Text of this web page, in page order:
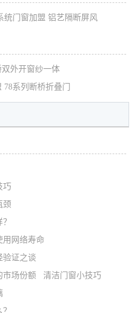
统门窗加盟 铝艺隔断屏风
双外开窗纱一体
系列断桥折叠门
巧
颈
用网络寿命
验证之谈
市场份额
清洁门窗小技巧